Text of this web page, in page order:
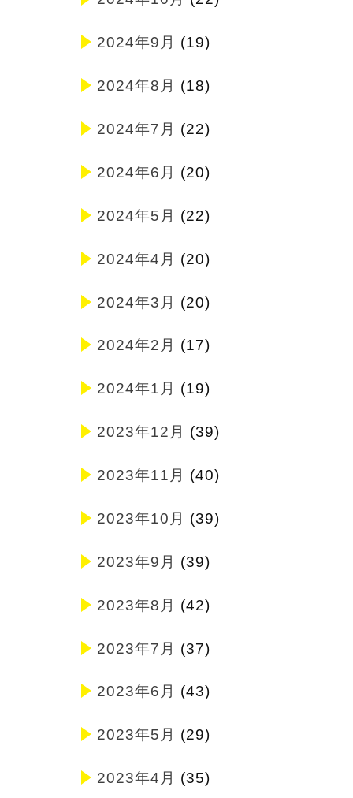
2024年9月 (19)
2024年8月 (18)
2024年7月 (22)
2024年6月 (20)
2024年5月 (22)
2024年4月 (20)
2024年3月 (20)
2024年2月 (17)
2024年1月 (19)
2023年12月 (39)
2023年11月 (40)
2023年10月 (39)
2023年9月 (39)
2023年8月 (42)
2023年7月 (37)
2023年6月 (43)
2023年5月 (29)
2023年4月 (35)